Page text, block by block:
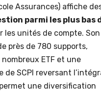
Assurances) affiche
parmi les plus bas
les unités de compte. Son
près de 780 supports,
ETF et une
de SCPI reversant
une diversification